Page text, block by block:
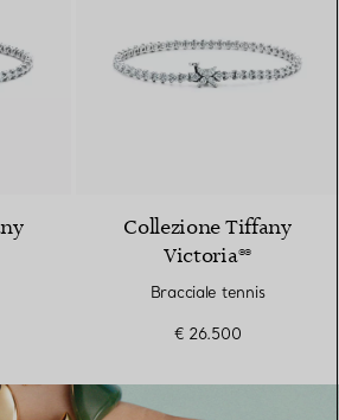
Collezione Tiffany
Victoria®®
Bracciale tennis
€ 26.500